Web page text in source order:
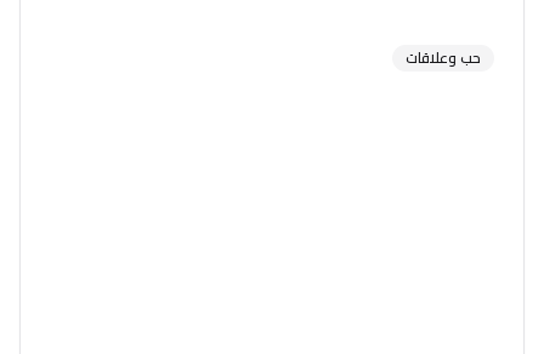
حب وعلاقات